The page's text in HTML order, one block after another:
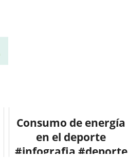
Consumo de energía
en el deporte
#infografia #deporte